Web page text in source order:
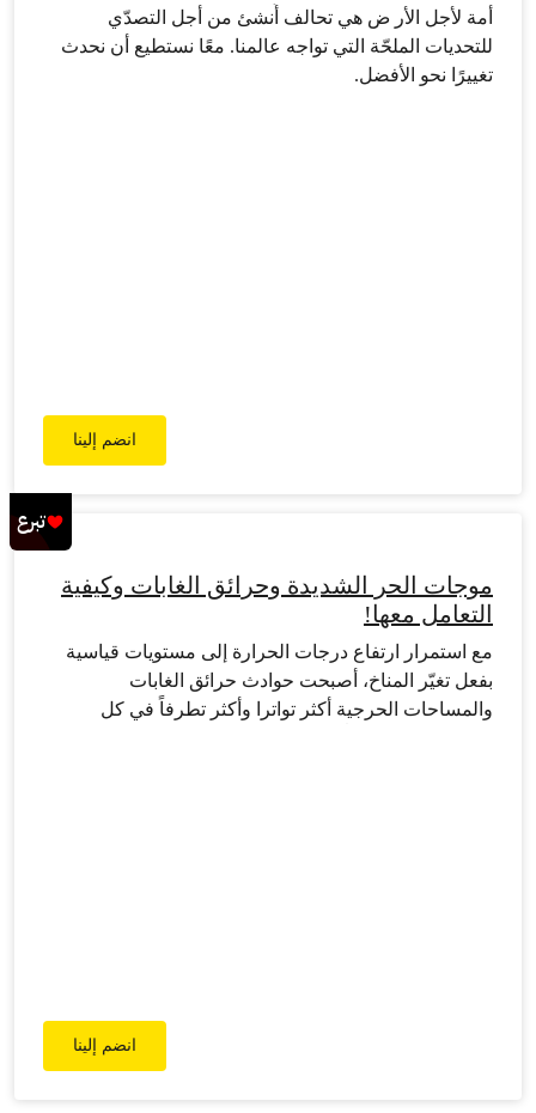
أمة لأجل الأر ض هي تحالف أُنشئ من أجل التصدّي
للتحديات الملحّة التي تواجه عالمنا. معًا نستطيع أن نحدث
تغييرًا نحو الأفضل.
انضم إلينا
موجات الحر الشديدة وحرائق الغابات وكيفية
التعامل معها!
مع استمرار ارتفاع درجات الحرارة إلى مستويات قياسية
بفعل تغيّر المناخ، أصبحت حوادث حرائق الغابات
والمساحات الحرجية أكثر تواترا وأكثر تطرفاً في كل
انضم إلينا